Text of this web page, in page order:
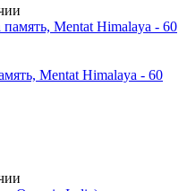
Mentat Himalaya - 60